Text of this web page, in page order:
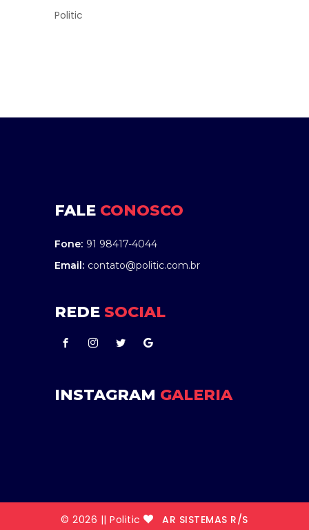
Politic
FALE CONOSCO
Fone: 91 98417-4044
Email: contato@politic.com.br
REDE SOCIAL
INSTAGRAM GALERIA
© 2026 || Politic AR SISTEMAS R/S